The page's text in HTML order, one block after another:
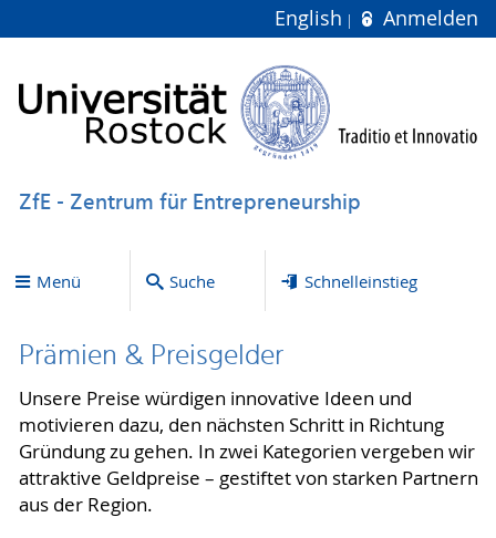
English Anmelden
ZfE - Zentrum für Entrepreneurship
Menü Suche Schnelleinstieg
Prämien & Preisgelder
Unsere Preise würdigen innovative Ideen und
motivieren dazu, den nächsten Schritt in Richtung
Gründung zu gehen. In zwei Kategorien vergeben wir
attraktive Geldpreise – gestiftet von starken Partnern
aus der Region.